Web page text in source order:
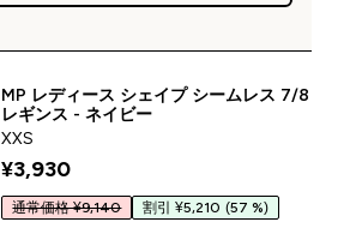
MP レディース シェイプ シームレス 7/8
レギンス - ネイビー
XXS
¥3,930‎
通常価格 ¥9,140 割引 ¥5,210 (57 %)